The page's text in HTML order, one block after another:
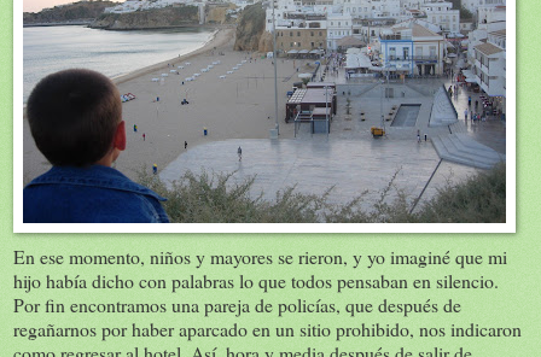
En ese momento, niños y mayores se rieron, y yo imaginé que mi
hijo había dicho con palabras lo que todos pensaban en silencio.
Por fin encontramos una pareja de policías, que después de
regañarnos por haber aparcado en un sitio prohibido, nos indicaron